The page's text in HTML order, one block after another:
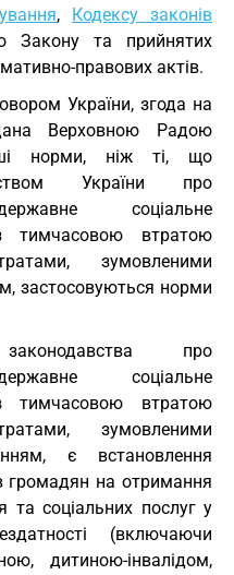
, Кодексу законів
Закону та прийнятих
правових актів.
України, згода на
Верховною Радою
норми, ніж ті, що
України про
соціальне
тимчасовою втратою
зумовленими
застосовуються норми
про
соціальне
тимчасовою втратою
зумовленими
є встановлення
громадян на отримання
та соціальних послуг у
(включаючи
дитиною-інвалідом,